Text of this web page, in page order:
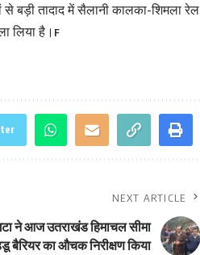
बड़ी तादाद में सैलानी कालका-शिमला रेल
लिया है। F
NEXT ARTICLE
ने आज उतराखंड हिमाचल सीमा
बैरियर का औचक निरीक्षण किया